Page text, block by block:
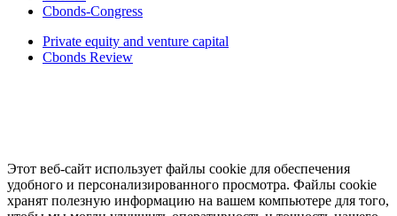
Cbonds-Congress
Private equity and venture capital
Cbonds Review
Этот веб-сайт использует файлы cookie для обеспечения
удобного и персонализированного просмотра. Файлы cookie
хранят полезную информацию на вашем компьютере для того,